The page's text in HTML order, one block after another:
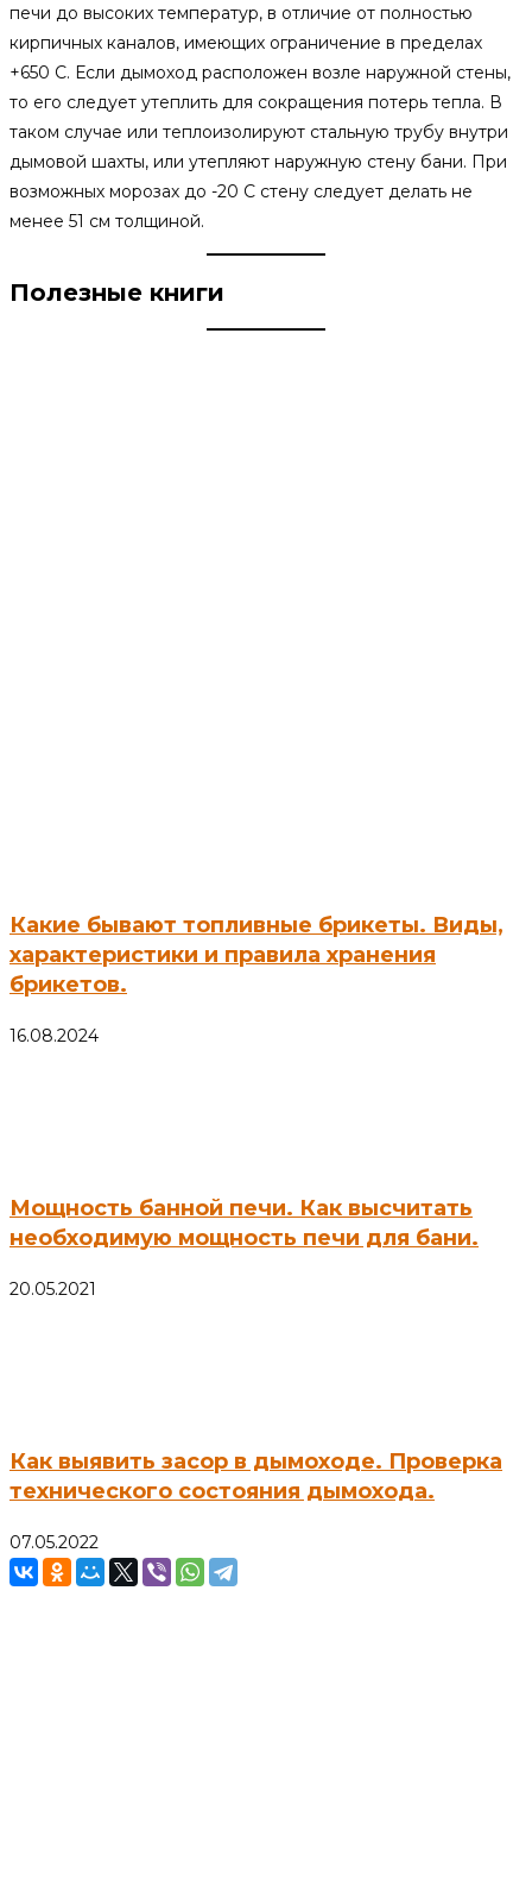
печи до высоких температур, в отличие от полностью
кирпичных каналов, имеющих ограничение в пределах
+650 С. Если дымоход расположен возле наружной стены,
то его следует утеплить для сокращения потерь тепла. В
таком случае или теплоизолируют стальную трубу внутри
дымовой шахты, или утепляют наружную стену бани. При
возможных морозах до -20 С стену следует делать не
менее 51 см толщиной.
Полезные книги
Какие бывают топливные брикеты. Виды,
характеристики и правила хранения
брикетов.
16.08.2024
Мощность банной печи. Как высчитать
необходимую мощность печи для бани.
20.05.2021
Как выявить засор в дымоходе. Проверка
технического состояния дымохода.
07.05.2022